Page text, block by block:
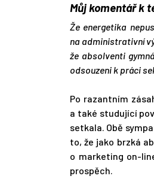
Můj komentář k
Že energetika
na administrativní
že absolventi
odsouzeni k práci
Po razantním
a také studující
setkala. Obě
to, že jako brzká
o marketing on-
prospěch.